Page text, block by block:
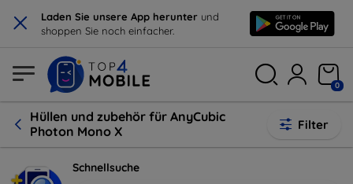
× Laden Sie unsere App herunter und
shoppen Sie noch einfacher.
0
Hüllen und zubehör für AnyCubic
Photon Mono X
Filter
Schnellsuche